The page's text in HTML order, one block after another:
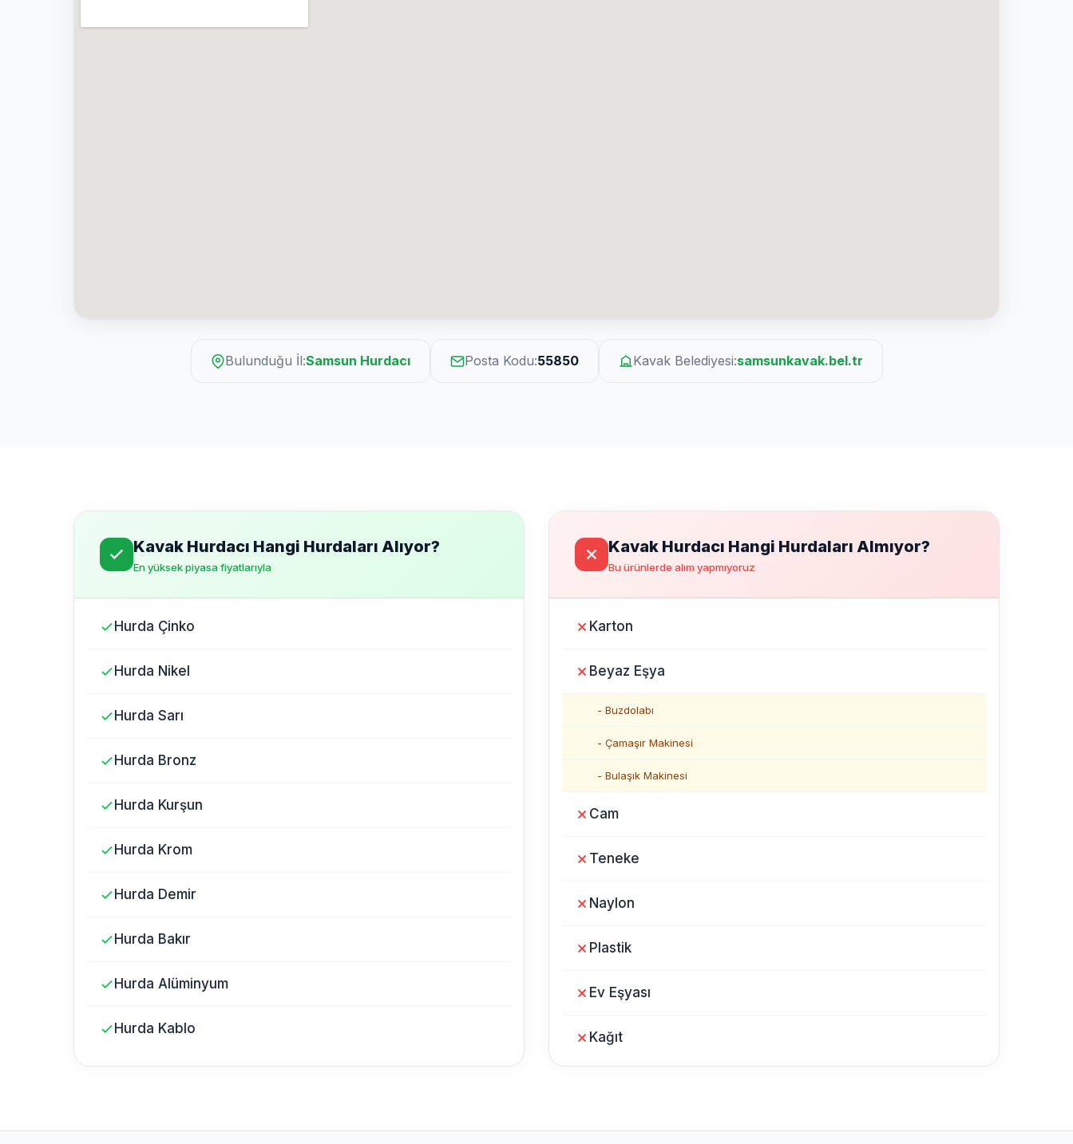
Bulunduğu İl:Samsun Hurdacı Posta Kodu:55850 Kavak Belediyesi:samsunkavak.bel.tr
Kavak Hurdacı Hangi Hurdaları Alıyor?
En yüksek piyasa fiyatlarıyla
Hurda Çinko
Hurda Nikel
Hurda Sarı
Hurda Bronz
Hurda Kurşun
Hurda Krom
Hurda Demir
Hurda Bakır
Hurda Alüminyum
Hurda Kablo
Kavak Hurdacı Hangi Hurdaları Almıyor?
Bu ürünlerde alım yapmıyoruz
Karton
Beyaz Eşya
- Buzdolabı
- Çamaşır Makinesi
- Bulaşık Makinesi
Cam
Teneke
Naylon
Plastik
Ev Eşyası
Kağıt